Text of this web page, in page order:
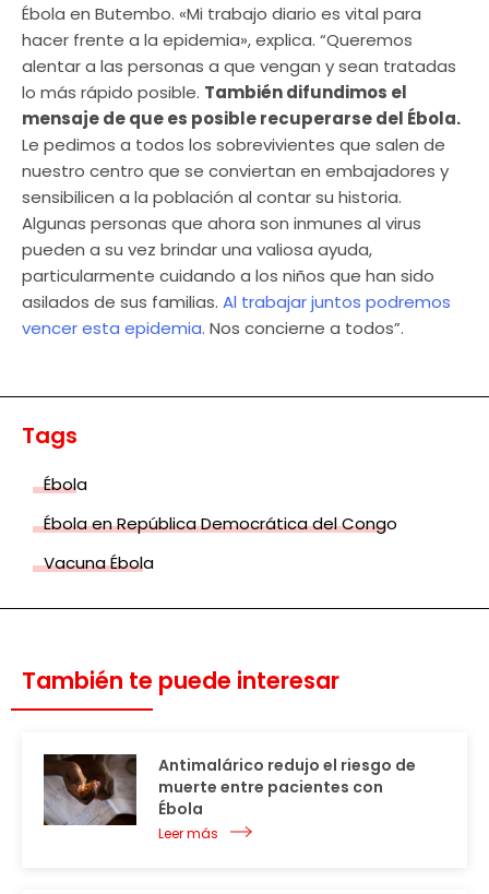
Ébola en Butembo. «Mi trabajo diario es vital para
hacer frente a la epidemia», explica. “Queremos
alentar a las personas a que vengan y sean tratadas
lo más rápido posible. También difundimos el
mensaje de que es posible recuperarse del Ébola.
Le pedimos a todos los sobrevivientes que salen de
nuestro centro que se conviertan en embajadores y
sensibilicen a la población al contar su historia.
Algunas personas que ahora son inmunes al virus
pueden a su vez brindar una valiosa ayuda,
particularmente cuidando a los niños que han sido
asilados de sus familias. Al trabajar juntos podremos
vencer esta epidemia. Nos concierne a todos”.
Tags
Ébola
Ébola en República Democrática del Congo
Vacuna Ébola
También te puede interesar
Antimalárico redujo el riesgo de
muerte entre pacientes con
Ébola
Leer más